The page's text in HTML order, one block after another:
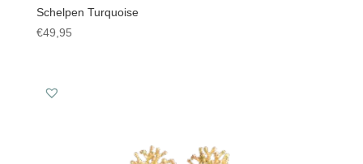
Schelpen Turquoise
€49,95